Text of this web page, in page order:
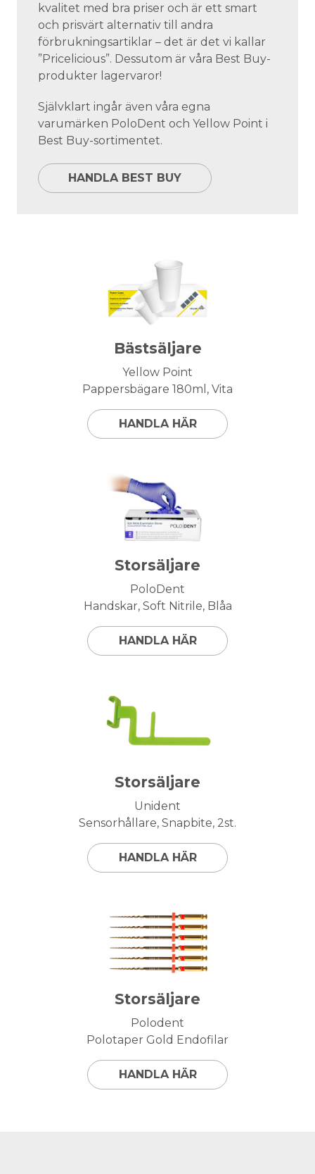
kvalitet med bra priser och är ett smart
och prisvärt alternativ till andra
förbrukningsartiklar – det är det vi kallar
”Pricelicious”. Dessutom är våra Best Buy-
produkter lagervaror!
Självklart ingår även våra egna
varumärken PoloDent och Yellow Point i
Best Buy-sortimentet.
HANDLA BEST BUY
Bästsäljare
Yellow Point
Pappersbägare 180ml, Vita
HANDLA HÄR
Storsäljare
PoloDent
Handskar, Soft Nitrile, Blåa
HANDLA HÄR
Storsäljare
Unident
Sensorhållare, Snapbite, 2st.
HANDLA HÄR
Storsäljare
Polodent
Polotaper Gold Endofilar
HANDLA HÄR